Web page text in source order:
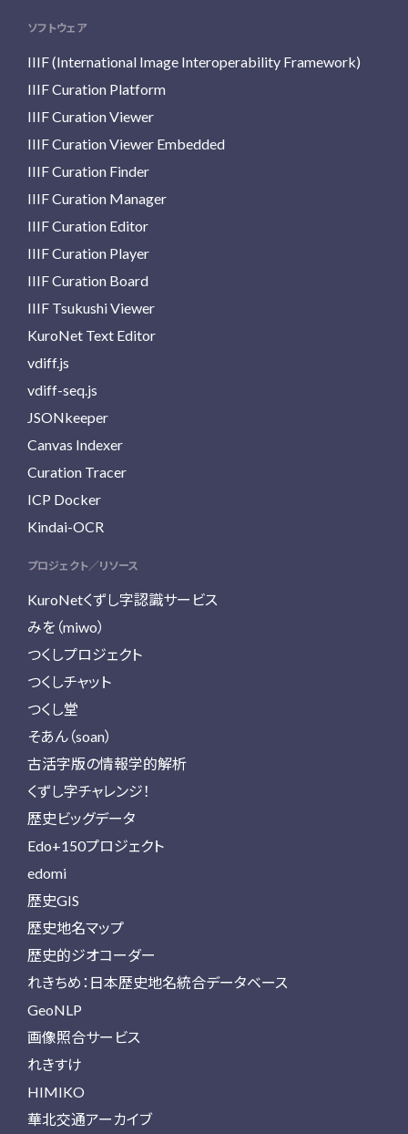
ソフトウェア
IIIF (International Image Interoperability Framework)
IIIF Curation Platform
IIIF Curation Viewer
IIIF Curation Viewer Embedded
IIIF Curation Finder
IIIF Curation Manager
IIIF Curation Editor
IIIF Curation Player
IIIF Curation Board
IIIF Tsukushi Viewer
KuroNet Text Editor
vdiff.js
vdiff-seq.js
JSONkeeper
Canvas Indexer
Curation Tracer
ICP Docker
Kindai-OCR
プロジェクト／リソース
KuroNetくずし字認識サービス
みを（miwo）
つくしプロジェクト
つくしチャット
つくし堂
そあん（soan）
古活字版の情報学的解析
くずし字チャレンジ！
歴史ビッグデータ
Edo+150プロジェクト
edomi
歴史GIS
歴史地名マップ
歴史的ジオコーダー
れきちめ：日本歴史地名統合データベース
GeoNLP
画像照合サービス
れきすけ
HIMIKO
華北交通アーカイブ